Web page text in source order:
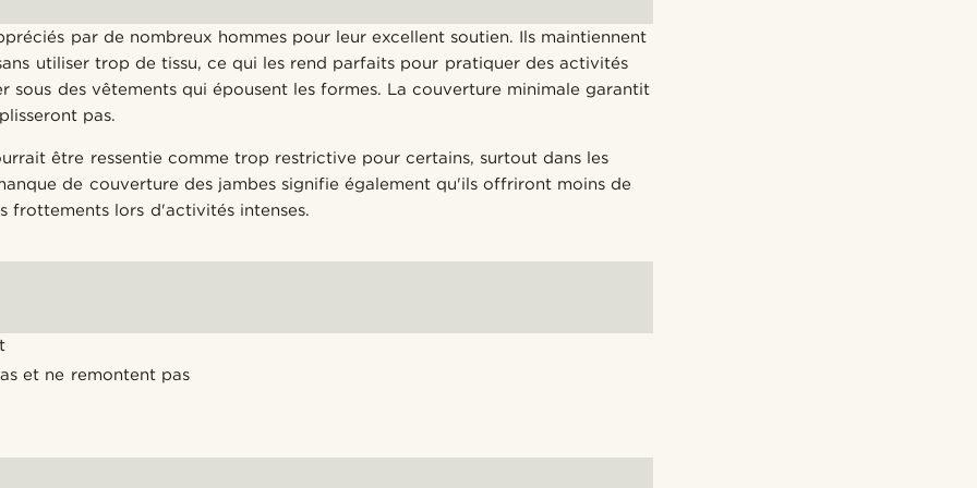
par de nombreux hommes pour leur excellent soutien. Ils maintiennent
utiliser trop de tissu, ce qui les rend parfaits pour pratiquer des activités
sous des vêtements qui épousent les formes. La couverture minimale garantit
pas.
être ressentie comme trop restrictive pour certains, surtout dans les
de couverture des jambes signifie également qu'ils offriront moins de
frottements lors d'activités intenses.
et ne remontent pas